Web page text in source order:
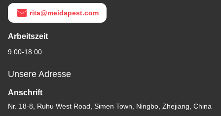
rita@meidapest.com
Arbeitszeit
9:00-18:00
Unsere Adresse
Anschrift
Nr. 18-8, Ruhu West Road, Simen Town, Ningbo, Zhejiang, China